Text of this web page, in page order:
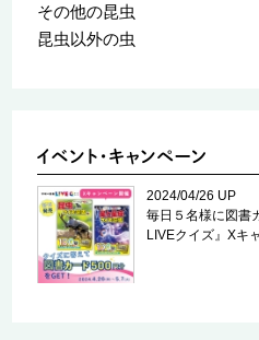
その他の昆虫
昆虫以外の虫
2024/04/26 UP
毎日５名様に図書
LIVEクイズ』Xキ